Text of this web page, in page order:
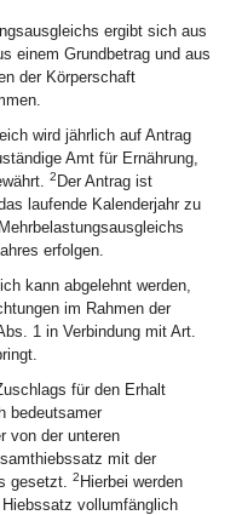
ergibt sich aus
einem Grundbetrag und aus
der Körperschaft
wird jährlich auf Antrag
Amt für Ernährung,
2 Der Antrag ist
laufende Kalenderjahr zu
erfolgen.
kann abgelehnt werden,
im Rahmen der
1 in Verbindung mit Art.
für den Erhalt
bedeutsamer
von der unteren
mit der
gesetzt. 2 Hierbei werden
vollumfänglich